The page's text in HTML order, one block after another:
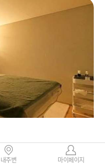
내주변 마이페이지